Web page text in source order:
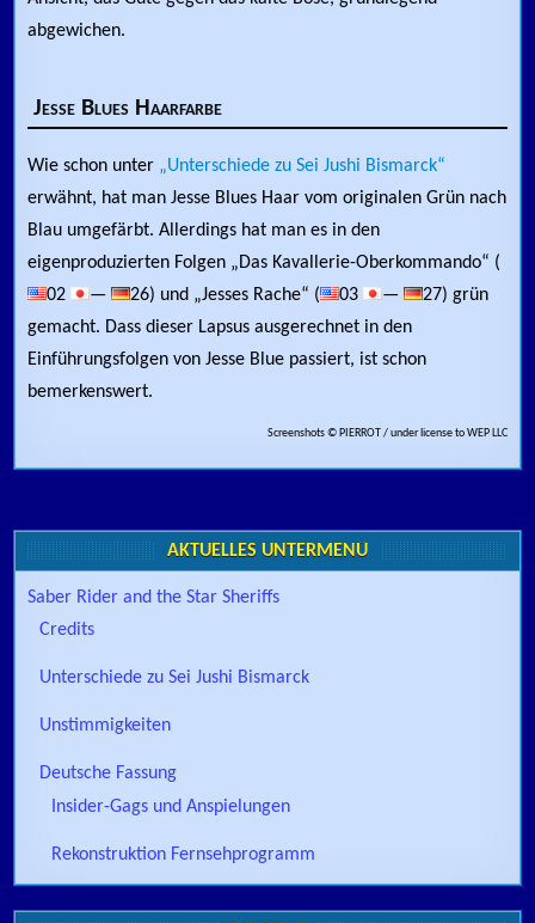
abgewichen.
Jesse Blues Haarfarbe
Wie schon unter „Unterschiede zu Sei Jushi Bismarck“
erwähnt, hat man Jesse Blues Haar vom originalen Grün nach
Blau umgefärbt. Allerdings hat man es in den
eigenproduzierten Folgen „Das Kavallerie-Oberkommando“ (
02
— 26) und „Jesses Rache“ ( 03 —
27) grün
gemacht. Dass dieser Lapsus ausgerechnet in den
Einführungsfolgen von Jesse Blue passiert, ist schon
bemerkenswert.
Screenshots © PIERROT / under license to WEP LLC
AKTUELLES UNTERMENÜ
Saber Rider and the Star Sheriffs
Credits
Unterschiede zu Sei Jushi Bismarck
Unstimmigkeiten
Deutsche Fassung
Insider-Gags und Anspielungen
Rekonstruktion Fernsehprogramm